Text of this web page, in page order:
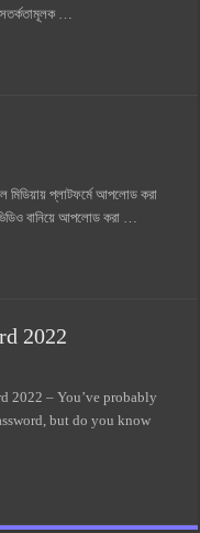
সতর্কতামূলক …
মিডিয়ায় প্লাটফর্মে আপলোড করা
বানিয়ে আপলোড করা …
2022
2022 – You’ve probably
but do you know